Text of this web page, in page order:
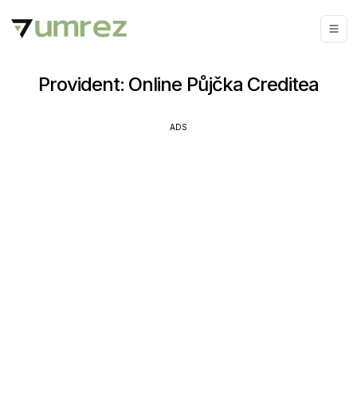
Provident: Online Půjčka Creditea
ADS